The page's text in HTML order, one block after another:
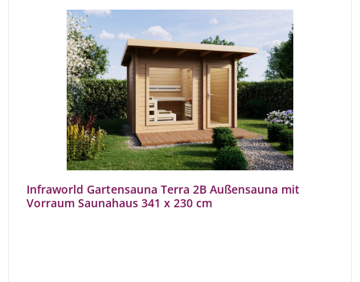
Infraworld Gartensauna Terra 2B Außensauna mit
Vorraum Saunahaus 341 x 230 cm